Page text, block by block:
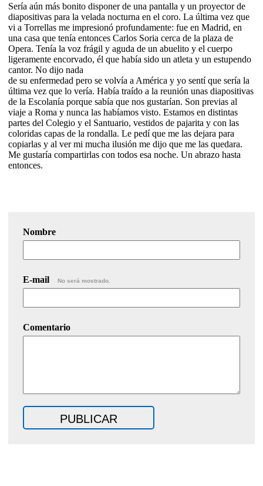
Sería aún más bonito disponer de una pantalla y un proyector de
diapositivas para la velada nocturna en el coro. La última vez que
vi a Torrellas me impresionó profundamente: fue en Madrid, en
una casa que tenía entonces Carlos Soria cerca de la plaza de
Opera. Tenía la voz frágil y aguda de un abuelito y el cuerpo
ligeramente encorvado, él que había sido un atleta y un estupendo
cantor. No dijo nada
de su enfermedad pero se volvía a América y yo sentí que sería la
última vez que lo vería. Había traído a la reunión unas diapositivas
de la Escolanía porque sabía que nos gustarían. Son previas al
viaje a Roma y nunca las habíamos visto. Estamos en distintas
partes del Colegio y el Santuario, vestidos de pajarita y con las
coloridas capas de la rondalla. Le pedí que me las dejara para
copiarlas y al ver mi mucha ilusión me dijo que me las quedara.
Me gustaría compartirlas con todos esa noche. Un abrazo hasta
entonces.
Nombre
E-mail No será mostrado.
Comentario